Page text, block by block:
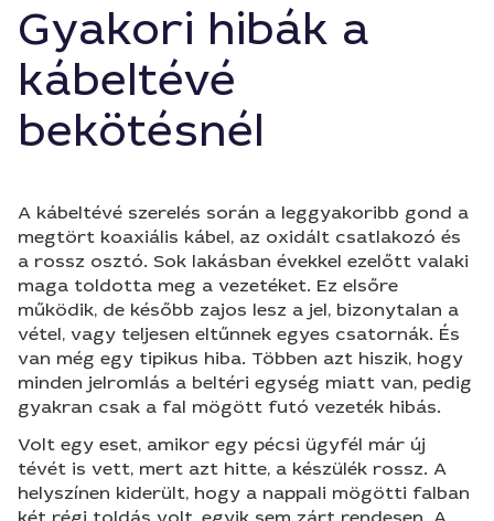
Gyakori hibák a
kábeltévé
bekötésnél
A kábeltévé szerelés során a leggyakoribb gond a
megtört koaxiális kábel, az oxidált csatlakozó és
a rossz osztó. Sok lakásban évekkel ezelőtt valaki
maga toldotta meg a vezetéket. Ez elsőre
működik, de később zajos lesz a jel, bizonytalan a
vétel, vagy teljesen eltűnnek egyes csatornák. És
van még egy tipikus hiba. Többen azt hiszik, hogy
minden jelromlás a beltéri egység miatt van, pedig
gyakran csak a fal mögött futó vezeték hibás.
Volt egy eset, amikor egy pécsi ügyfél már új
tévét is vett, mert azt hitte, a készülék rossz. A
helyszínen kiderült, hogy a nappali mögötti falban